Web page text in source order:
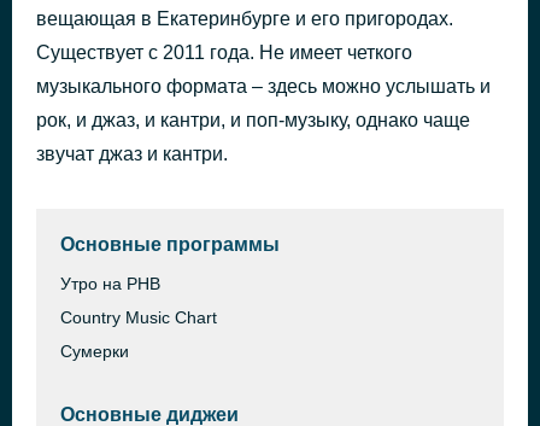
вещающая в Екатеринбурге и его пригородах.
Существует с 2011 года. Не имеет четкого
музыкального формата – здесь можно услышать и
рок, и джаз, и кантри, и поп-музыку, однако чаще
звучат джаз и кантри.
Основные программы
Утро на РНВ
Country Music Chart
Сумерки
Основные диджеи